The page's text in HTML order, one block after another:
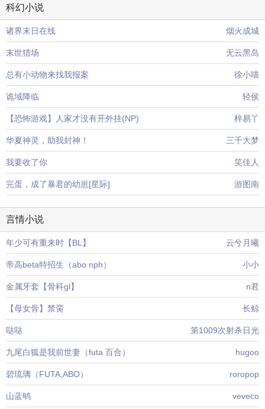
科幻小说
诸界末日在线 烟火成城
末世猎场 无云黑岛
总有小动物来找我报案 徐小喵
诡域降临 轻侯
【恐怖游戏】人家才没有开外挂(NP) 梓易丫
华夏神灵，助我封神！ 三千大梦
我要收了你 笑佳人
完蛋，成了暴君的幼崽[星际] 游图南
言情小说
年少可有重来时【BL】 云兮月曦
帝高beta特招生（abo nph） 小小
金属牙套【骨科gl】 n君
【母女骨】禁脔 长鲸
哒哒 第1009次射杀日光
九尾白狐是我前世妻（futa 百合） hugoo
碧琉璃（FUTA,ABO） roropop
山蓝鸲 veveco